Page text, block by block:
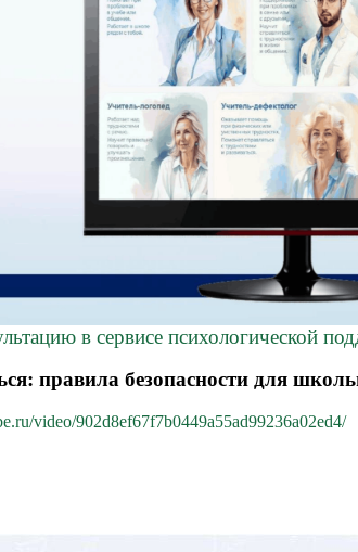
в сервисе психологической
правила безопасности для
video/902d8ef67f7b0449a55ad99236a02ed4/